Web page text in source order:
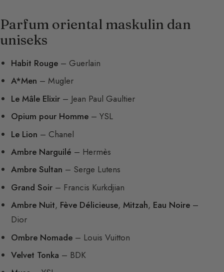
Parfum oriental maskulin dan
uniseks
Habit Rouge – Guerlain
A*Men – Mugler
Le Mâle Elixir – Jean Paul Gaultier
Opium pour Homme – YSL
Le Lion – Chanel
Ambre Narguilé – Hermès
Ambre Sultan – Serge Lutens
Grand Soir – Francis Kurkdjian
Ambre Nuit, Fève Délicieuse,Mitzah, Eau Noire –
Dior
Ombre Nomade – Louis Vuitton
Velvet Tonka – BDK